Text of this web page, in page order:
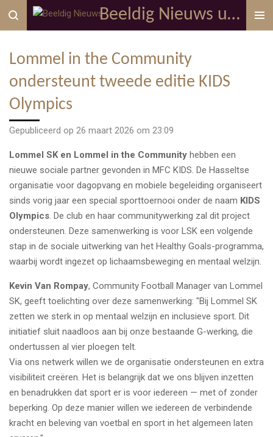
Ga
direct
hoofdinhoud
Beeldig Nieuws uit Lommel
Lommel in the Community
ondersteunt tweede editie KIDS
Olympics
Gepubliceerd op 26 maart 2026 om 23:09
Lommel SK en Lommel in the Community hebben een
nieuwe sociale partner gevonden in MFC KIDS. De Hasseltse
organisatie voor dagopvang en mobiele begeleiding organiseert
sinds vorig jaar een special sporttoernooi onder de naam KIDS
Olympics. De club en haar communitywerking zal dit project
ondersteunen. Deze samenwerking is voor LSK een volgende
stap in de sociale uitwerking van het Healthy Goals-programma,
waarbij wordt ingezet op lichaamsbeweging en mentaal welzijn.
Kevin Van Rompay, Community Football Manager van Lommel
SK, geeft toelichting over deze samenwerking: "Bij Lommel SK
zetten we sterk in op mentaal welzijn en inclusieve sport. Dit
initiatief sluit naadloos aan bij onze bestaande G-werking, die
ondertussen al vier ploegen telt.
Via ons netwerk willen we de organisatie ondersteunen en extra
visibiliteit creëren. Het is belangrijk dat we ons blijven inzetten
en benadrukken dat sport er is voor iedereen — met of zonder
beperking. Op deze manier willen we iedereen de verbindende
kracht en beleving van voetbal en sport in het algemeen laten